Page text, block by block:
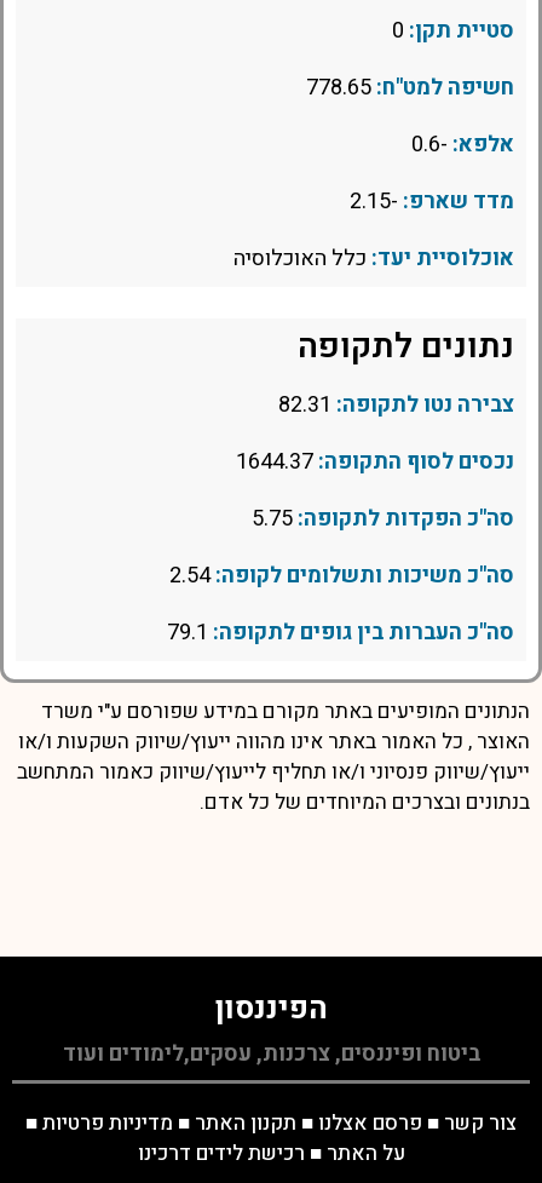
סטיית תקן:
חשיפה למט"ח:
אלפא: -0.6
מדד שארפ: -2.15
אוכלוסיית יעד: כלל האוכלוסיה
נתונים לתקופה
צבירה נטו לתקופה:
נכסים לסוף התקופה:
סה"כ הפקדות לתקופה:
סה"כ משיכות ותשלומים לקופה:2.54
סה"כ העברות בין גופים לתקופה:
הנתונים המופיעים באתר מקורם במידע שפורסם ע"י משרד
האוצר , כל האמור באתר אינו מהווה ייעוץ/שיווק השקעות ו/או
ייעוץ/שיווק פנסיוני ו/או תחליף לייעוץ/שיווק כאמור המתחשב
בנתונים ובצרכים המיוחדים של כל אדם.
הפיננסון
ביטוח ופיננסים, צרכנות, עסקים,לימודים ועוד
צור קשר ■ פרסם אצלנו ■ תקנון האתר ■ מדיניות פרטיות■
על האתר ■ רכישת לידים דרכינו